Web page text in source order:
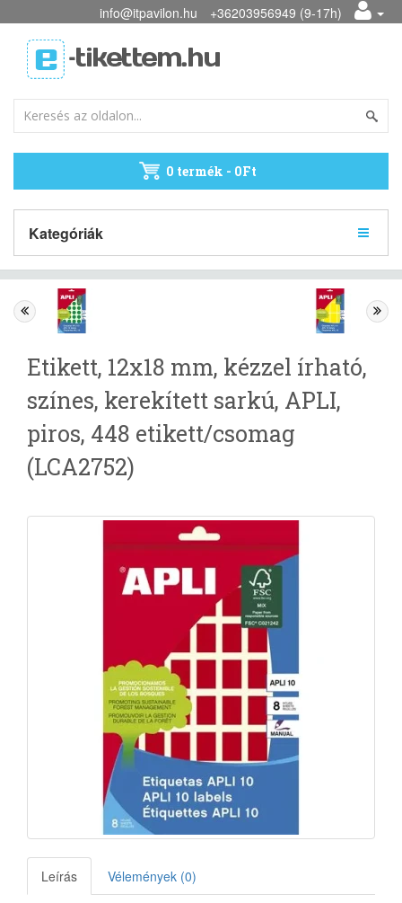
info@itpavilon.hu +36203956949 (9-17h)
0 termék - 0Ft
Kategóriák
Etikett, 12x18 mm, kézzel írható,
színes, kerekített sarkú, APLI,
piros, 448 etikett/csomag
(LCA2752)
Leírás Vélemények (0)